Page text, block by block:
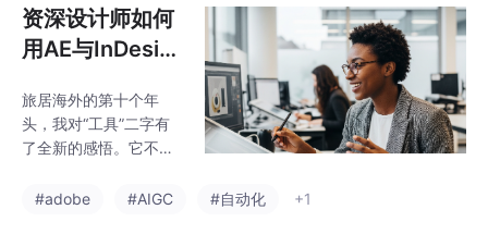
填充”当“粘合剂”和“补光
师”，一键解决光影、画
风分裂的难题！最后再
I“缝合怪”变身浑然一体
的宣传级神作！
资深设计师如何
用AE与InDesig
意工作流
旅居海外的第十个年
头，我对“工具”二字有
了全新的感悟。它不再
段，更是一种能够重塑
#adobe #AIGC #自动化 +1